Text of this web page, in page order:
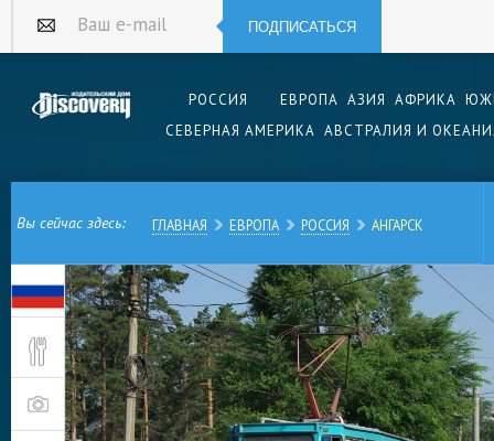
Ваш e-mail ПОДПИСАТЬСЯ
РОССИЯ ЕВРОПА АЗИЯ АФРИКА
СЕВЕРНАЯ АМЕРИКА АВСТРАЛИЯ И
Вы сейчас здесь: ГЛАВНАЯ ЕВРОПА РОССИЯ АНГАРСК
Российский город Ангарск, расположенный в
Восточной Сибири известен как крупный
химической и атомной промышленности. Кроме
первый в России частный музей часов.
Ангарск возник во второй половине ХХ